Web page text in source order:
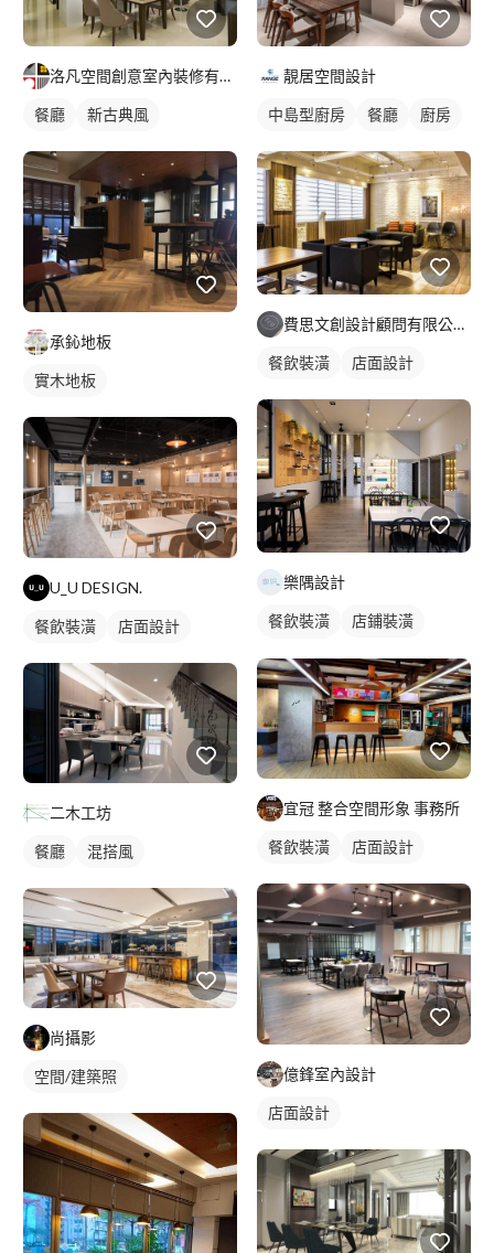
洛凡空間創意室內裝修有限公司
餐廳 新古典風
承鈊地板
實木地板
U_U DESIGN.
餐飲裝潢 店面設計
二木工坊
餐廳 混搭風
尚攝影
空間/建築照
靚居空間設計
中島型廚房 餐廳 廚房
費思文創設計顧問有限公司｜空間設計部門
餐飲裝潢 店面設計
樂隅設計
餐飲裝潢
店鋪裝潢
宜冠 整合空間形象 事務所
餐飲裝潢 店面設計
億鋒室內設計
店面設計